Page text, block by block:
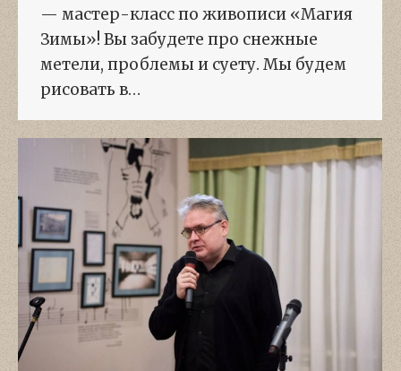
— мастер-класс по живописи «Магия
Зимы»! Вы забудете про снежные
метели, проблемы и суету. Мы будем
рисовать в…